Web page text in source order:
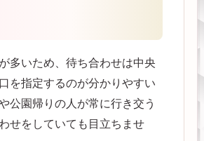
多いため、待ち合わせは中央
を指定するのが分かりやすい
公園帰りの人が常に行き交う
せをしていても目立ちませ